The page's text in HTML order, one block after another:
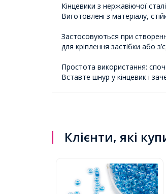
Кінцевики з нержавіючої
Виготовлені з матеріалу,
Застосовуються при
для кріплення застібки або
Простота використання:
Вставте шнур у кінцевик і
Клієнти, які